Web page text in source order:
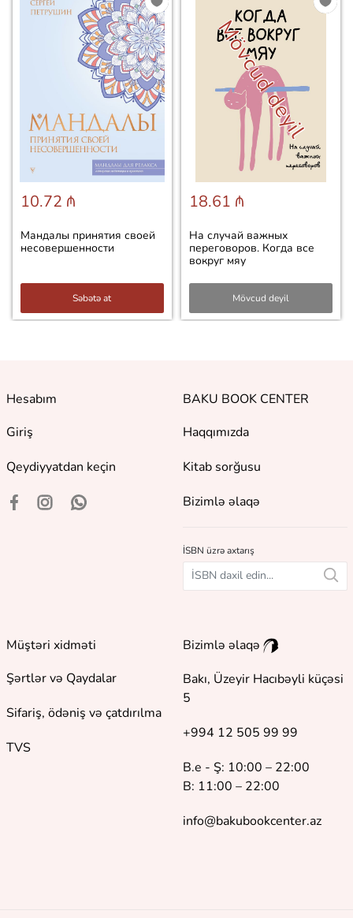
10.72 ₼
Мандалы принятия своей
несовершенности
Səbətə at
Mövcud deyil
18.61 ₼
На случай важных
переговоров. Когда все
вокруг мяу
Mövcud deyil
Hesabım
Giriş
Qeydiyyatdan keçin
BAKU BOOK CENTER
Haqqımızda
Kitab sorğusu
Bizimlə əlaqə
İSBN üzrə axtarış
Müştəri xidməti
Şərtlər və Qaydalar
Sifariş, ödəniş və çatdırılma
TVS
Bizimlə əlaqə
Bakı, Üzeyir Hacıbəyli küçəsi
5
+994 12 505 99 99
B.e - Ş: 10:00 – 22:00
B: 11:00 – 22:00
info@bakubookcenter.az